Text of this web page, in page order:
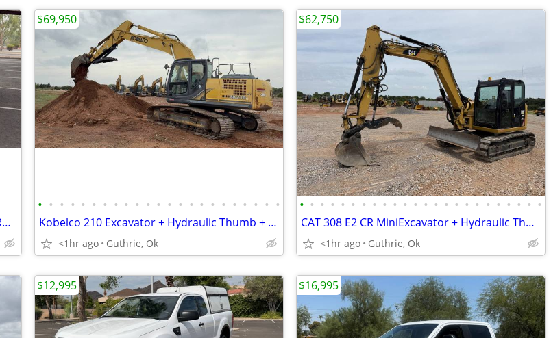
2019 TOYOTA TUNDRA QUAD CAB WORK TRUCK WITH UTILITY SHELL
• • • • • • • • • • • • • • • • • • • • • • •
Kobelco 210 Excavator + Hydraulic Thumb + No DEF Required
<1hr ago Guthrie, Ok
$69,950
• • • • • • • • • • • • • • • • • • • • • • • •
CAT 308 E2 CR MiniExcavator + Hydraulic Thumb
<1hr ago Guthrie, Ok
$62,750
$12,995 $16,995